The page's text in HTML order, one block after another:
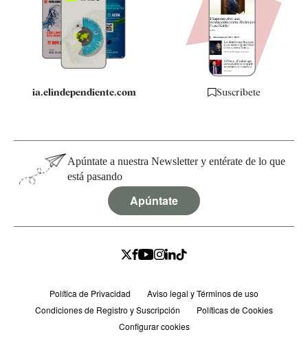
Quiénes somos
Especificaciones
ia.elindependiente.com Suscríbete
Apúntate a nuestra Newsletter y entérate de lo que
está pasando
Apúntate
Política de Privacidad
Aviso legal y Términos de uso
Condiciones de Registro y Suscripción
Políticas de Cookies
Configurar cookies